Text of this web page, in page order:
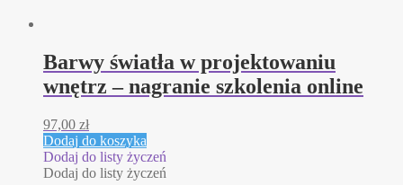
Barwy światła w projektowaniu
wnętrz – nagranie szkolenia online
97,00 zł
Dodaj do koszyka
Dodaj do listy życzeń
Dodaj do listy życzeń